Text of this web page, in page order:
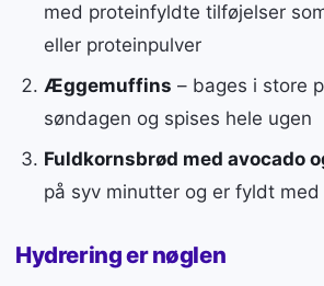
med proteinfyldte tilføjelser
eller proteinpulver
Æggemuffins – bages i store
søndagen og spises hele ugen
Fuldkornsbrød med avocado
på syv minutter og er fyldt
Hydrering er nøglen